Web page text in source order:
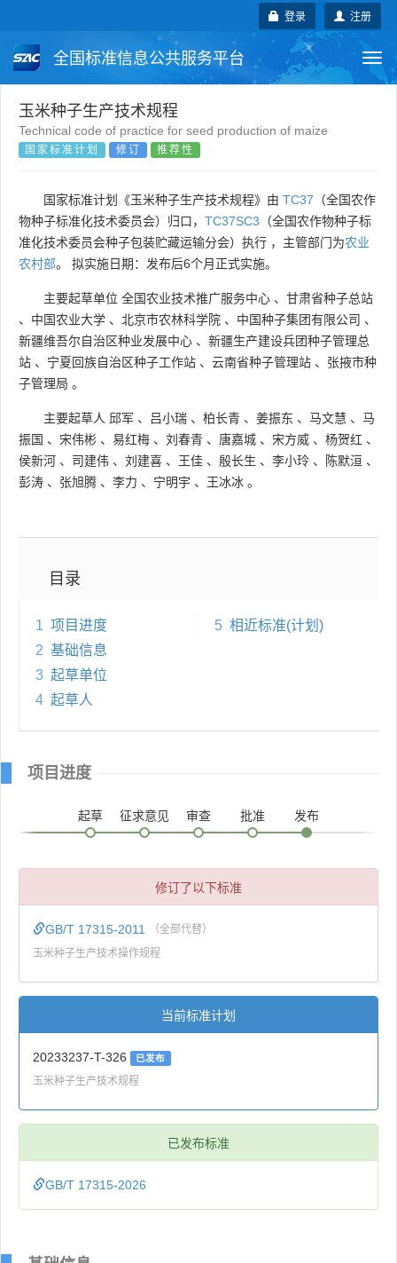
注册
登录
全国标准信息公共服务平台
国家标准 行业标准
团体标准 企业标准
国外标准 技术委员会
玉米种子生产技术规程
Technical code of practice for seed production of maize
国家标准计划 修订 推荐性
国家标准计划《玉米种子生产技术规程》由 TC37 （全国农作
物种子标准化技术委员会）归口， TC37SC3 （全国农作物种子标
准化技术委员会种子包装贮藏运输分会）执行 ，主管部门为农业
农村部。 拟实施日期：发布后6个月正式实施。
主要起草单位 全国农业技术推广服务中心 、 甘肃省种子总站
、 中国农业大学 、 北京市农林科学院 、 中国种子集团有限公司 、
新疆维吾尔自治区种业发展中心 、 新疆生产建设兵团种子管理总
站 、 宁夏回族自治区种子工作站 、 云南省种子管理站 、 张掖市种
子管理局 。
主要起草人 邱军 、 吕小瑞 、 柏长青 、 姜振东 、 马文慧 、 马
振国 、 宋伟彬 、 易红梅 、 刘春青 、 唐嘉城 、 宋方威 、 杨贺红 、
侯新河 、 司建伟 、 刘建喜 、 王佳 、 殷长生 、 李小玲 、 陈默洹 、
彭涛 、 张旭腾 、 李力 、 宁明宇 、 王冰冰 。
目录
1 项目进度
2 基础信息
3 起草单位
4 起草人
5 相近标准(计划)
项目进度
起草 征求意见 审查 批准 发布
修订了以下标准
GB/T 17315-2011 （全部代替）
玉米种子生产技术操作规程
当前标准计划
20233237-T-326 已发布
玉米种子生产技术规程
已发布标准
GB/T 17315-2026